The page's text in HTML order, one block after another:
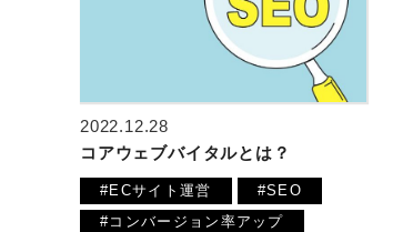
2022.12.28
コアウェブバイタルとは？
#ECサイト運営
#SEO
#コンバージョン率アップ